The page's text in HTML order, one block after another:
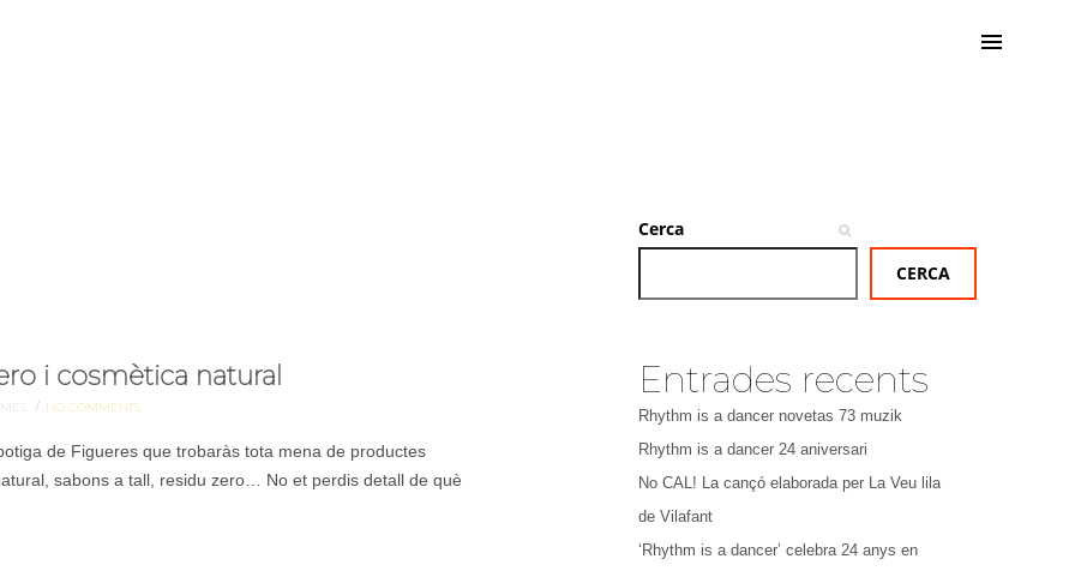
i cosmètica natural
/ NO COMMENTS
de Figueres que trobaràs tota mena de productes
sabons a tall, residu zero… No et perdis detall de què
Cerca
CERCA
Entrades recents
Rhythm is a dancer novetas 73 muzik
Rhythm is a dancer 24 aniversari
No CAL! La cançó elaborada per La Veu lila
de Vilafant
‘Rhythm is a dancer’ celebra 24 anys en